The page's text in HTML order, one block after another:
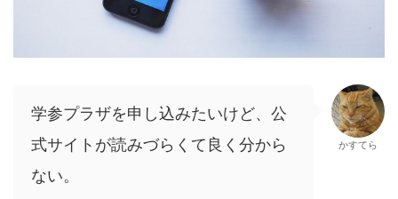
学参プラザを申し込みたいけど、公
式サイトが読みづらくて良く分から
ない。
かすてら